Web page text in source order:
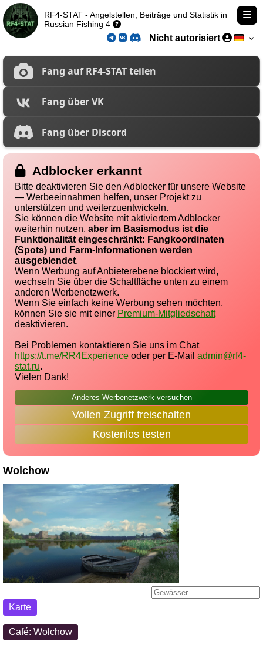
Nicht autorisiert
RF4-STAT - Angelstellen, Beiträge und Statistik in
Russian Fishing 4
Fang auf RF4-STAT teilen
Fang über VK
Fang über Discord
Adblocker erkannt
Bitte deaktivieren Sie den Adblocker für unsere Website
— Werbeeinnahmen helfen, unser Projekt zu
unterstützen und weiterzuentwickeln.
Sie können die Website mit aktiviertem Adblocker
weiterhin nutzen, aber im Basismodus ist die
Funktionalität eingeschränkt: Fangkoordinaten
(Spots) und Farm-Informationen werden
ausgeblendet.
Wenn Werbung auf Anbieterebene blockiert wird,
wechseln Sie über die Schaltfläche unten zu einem
anderen Werbenetzwerk.
Wenn Sie einfach keine Werbung sehen möchten,
können Sie sie mit einer Premium-Mitgliedschaft
deaktivieren.
Bei Problemen kontaktieren Sie uns im Chat
https://t.me/RR4Experience oder per E-Mail admin@rf4-
stat.ru.
Vielen Dank!
Anderes Werbenetzwerk versuchen
Vollen Zugriff freischalten
Kostenlos testen
Wolchow
Karte
Café: Wolchow